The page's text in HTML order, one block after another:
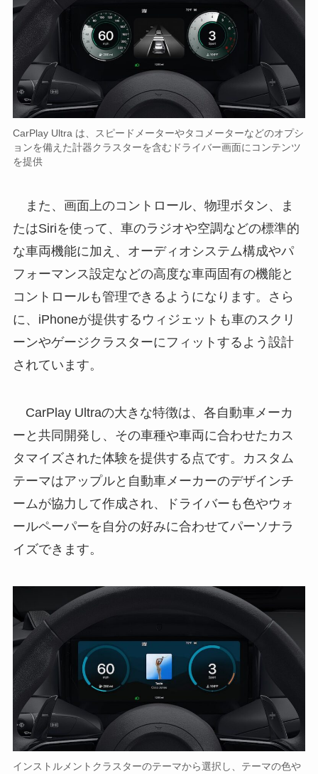
CarPlay Ultra は、スピードメーターやタコメーターなどのオプシ
ョンを備えた計器クラスターを含むドライバー画面にコンテンツ
を提供
また、画面上のコントロール、物理ボタン、ま
たはSiriを使って、車のラジオや空調などの標準的
な車両機能に加え、オーディオシステム構成やパ
フォーマンス設定などの高度な車両固有の機能と
コントロールも管理できるようになります。さら
に、iPhoneが提供するウィジェットも車のスクリ
ーンやゲージクラスターにフィットするよう設計
されています。
CarPlay Ultraの大きな特徴は、各自動車メーカ
ーと共同開発し、その車種や車両に合わせたカス
タマイズされた体験を提供する点です。カスタム
テーマはアップルと自動車メーカーのデザインチ
ームが協力して作成され、ドライバーも色やウォ
ールペーパーを自分の好みに合わせてパーソナラ
イズできます。
インストルメントクラスターのテーマから選択し、テーマの色や